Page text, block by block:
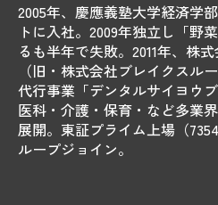
2005年、慶應義塾大学経済学
トに入社。2009年独立し「野
るも半年で失敗。2011年、株
（旧・株式会社ブレイクスル
代行事業「デンタルサイヨウ
医科・介護・保育・など多業
展開。東証プライム上場（
ループジョイン。